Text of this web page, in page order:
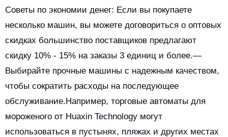
Советы по экономии денег: Если вы покупаете
несколько машин, вы можете договориться о оптовых
скидках большинство поставщиков предлагают
скидку 10% - 15% на заказы 3 единиц и более.—
Выбирайте прочные машины с надежным качеством,
чтобы сократить расходы на последующее
обслуживание.Например, торговые автоматы для
мороженого от Huaxin Technology могут
использоваться в пустынях, пляжах и других местах